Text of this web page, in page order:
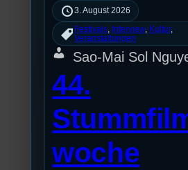
3. August 2026
Festivals Interview, Kultur
Veranstaltungen
Sao-Mai Sol
44.
woche